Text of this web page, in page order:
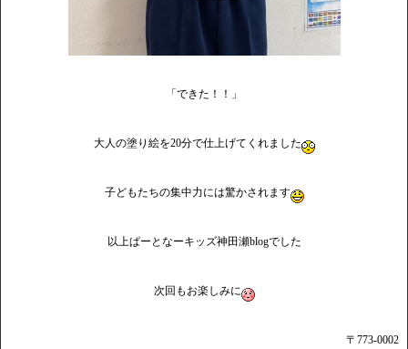
「できた！！」
大人の塗り絵を20分で仕上げてくれました
子どもたちの集中力には驚かされます
以上ぱーとなーキッズ神田瀬blogでした
次回もお楽しみに
〒773-0002